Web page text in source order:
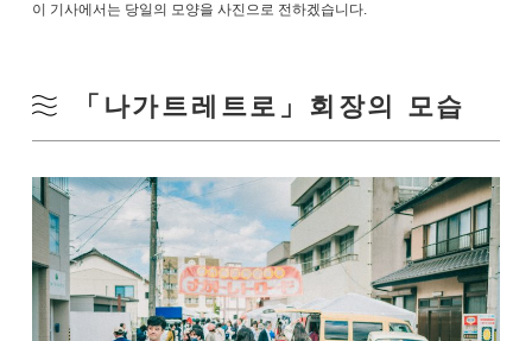
이 기사에서는 당일의 모양을 사진으로 전하겠습니다.
「나가트레트로」회장의 모습